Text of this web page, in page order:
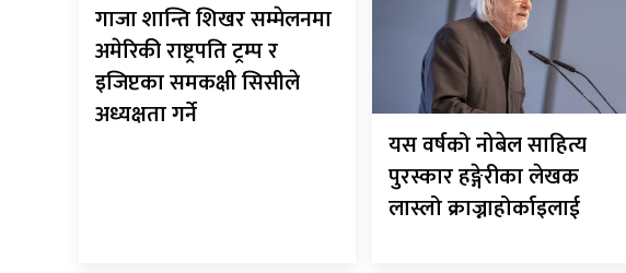
गाजा शान्ति शिखर सम्मेलनमा
अमेरिकी राष्ट्रपति ट्रम्प र
इजिप्टका समकक्षी सिसीले
अध्यक्षता गर्ने
यस वर्षको नोबेल साहित्य
पुरस्कार हङ्गेरीका लेखक
लास्लो क्राज्नाहोर्काइलाई